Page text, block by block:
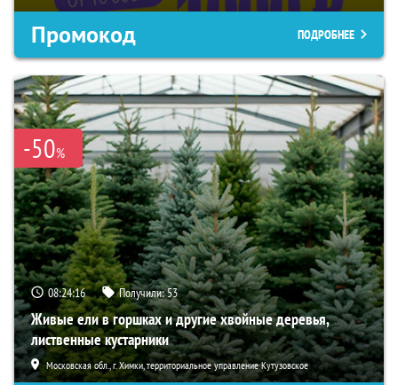
Промокод ПОДРОБНЕЕ
-50%
08:24:15 Получили:53
Живые ели в горшках и другие хвойные деревья,
лиственные кустарники
Московская обл., г. Химки, территориальное управление Кутузовское